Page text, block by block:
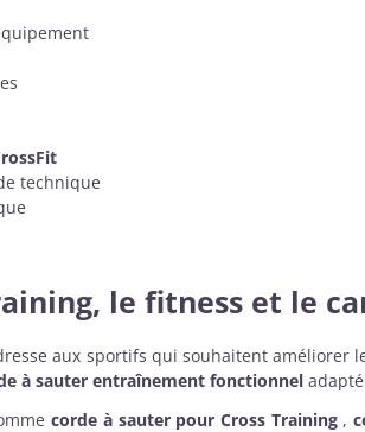
technique
le fitness et le
aux sportifs qui souhaitent améliorer
à sauter entraînement fonctionnel
corde à sauter pour Cross Training,